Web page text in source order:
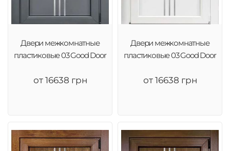
Двери межкомнатные
пластиковые 03 Good Door
от 16638 грн
Двери межкомнатные
пластиковые 03 Good Door
от 16638 грн